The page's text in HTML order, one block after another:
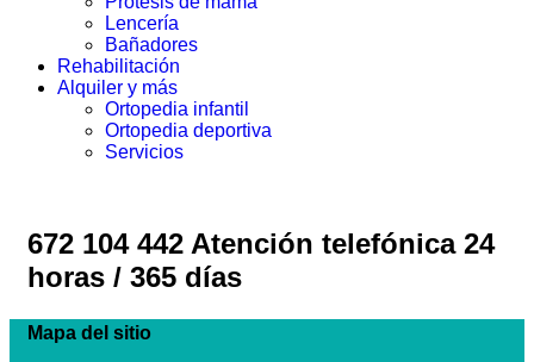
Lencería
Bañadores
Rehabilitación
Alquiler y más
Ortopedia infantil
Ortopedia deportiva
Servicios
672 104 442 Atención telefónica 24
horas / 365 días
Mapa del sitio